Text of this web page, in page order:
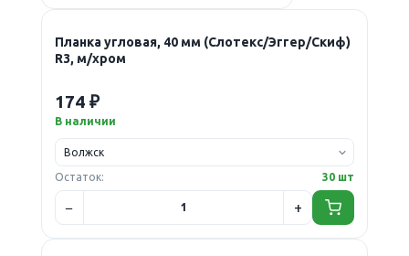
Планка угловая, 40 мм (Слотекс/Эггер/Скиф)
R3, м/хром
174 ₽
В наличии
Остаток: 30 шт